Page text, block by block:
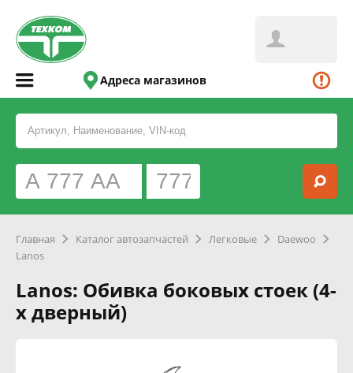
Адреса магазинов
Главная Каталог автозапчастей Легковые
Daewoo
Lanos
Lanos: Обивка боковых стоек (4-
х дверный)